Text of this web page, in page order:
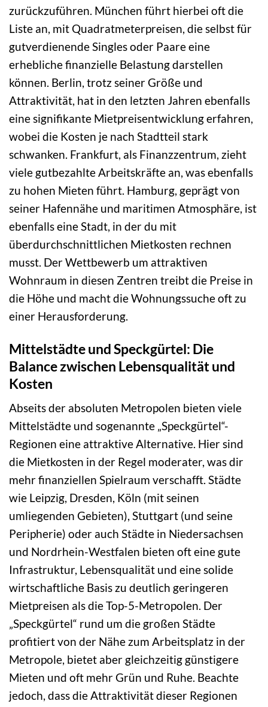
zurückzuführen. München führt hierbei oft die
Liste an, mit Quadratmeterpreisen, die selbst für
gutverdienende Singles oder Paare eine
erhebliche finanzielle Belastung darstellen
können. Berlin, trotz seiner Größe und
Attraktivität, hat in den letzten Jahren ebenfalls
eine signifikante Mietpreisentwicklung erfahren,
wobei die Kosten je nach Stadtteil stark
schwanken. Frankfurt, als Finanzzentrum, zieht
viele gutbezahlte Arbeitskräfte an, was ebenfalls
zu hohen Mieten führt. Hamburg, geprägt von
seiner Hafennähe und maritimen Atmosphäre, ist
ebenfalls eine Stadt, in der du mit
überdurchschnittlichen Mietkosten rechnen
musst. Der Wettbewerb um attraktiven
Wohnraum in diesen Zentren treibt die Preise in
die Höhe und macht die Wohnungssuche oft zu
einer Herausforderung.
Mittelstädte und Speckgürtel: Die
Balance zwischen Lebensqualität und
Kosten
Abseits der absoluten Metropolen bieten viele
Mittelstädte und sogenannte „Speckgürtel“-
Regionen eine attraktive Alternative. Hier sind
die Mietkosten in der Regel moderater, was dir
mehr finanziellen Spielraum verschafft. Städte
wie Leipzig, Dresden, Köln (mit seinen
umliegenden Gebieten), Stuttgart (und seine
Peripherie) oder auch Städte in Niedersachsen
und Nordrhein-Westfalen bieten oft eine gute
Infrastruktur, Lebensqualität und eine solide
wirtschaftliche Basis zu deutlich geringeren
Mietpreisen als die Top-5-Metropolen. Der
„Speckgürtel“ rund um die großen Städte
profitiert von der Nähe zum Arbeitsplatz in der
Metropole, bietet aber gleichzeitig günstigere
Mieten und oft mehr Grün und Ruhe. Beachte
jedoch, dass die Attraktivität dieser Regionen